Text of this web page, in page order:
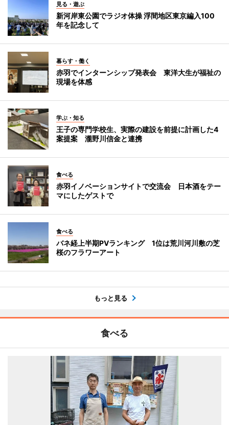
見る・遊ぶ
新河岸東公園でラジオ体操 浮間地区東京編入100
年を記念して
暮らす・働く
赤羽でインターンシップ発表会 東洋大生が福祉の
現場を体感
学ぶ・知る
王子の専門学校生、実際の建設を前提に計画した4
案提案 瀧野川信金と連携
食べる
赤羽イノベーションサイトで交流会 日本酒をテー
マにしたゲストで
食べる
バネ経上半期PVランキング 1位は荒川河川敷の芝
桜のフラワーアート
もっと見る
食べる